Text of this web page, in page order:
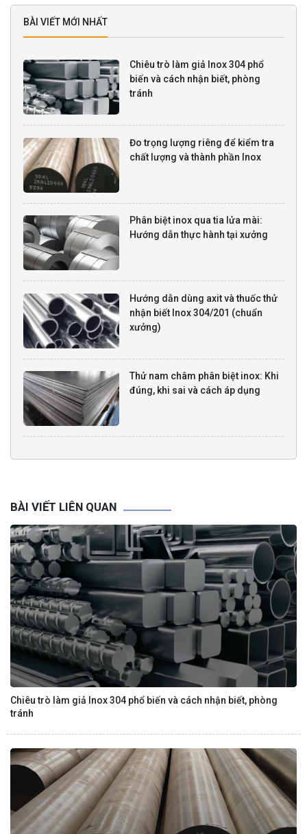
BÀI VIẾT MỚI NHẤT
Chiêu trò làm giả Inox 304 phổ
biến và cách nhận biết, phòng
tránh
Đo trọng lượng riêng để kiểm tra
chất lượng và thành phần Inox
Phân biệt inox qua tia lửa mài:
Hướng dẫn thực hành tại xưởng
Hướng dẫn dùng axit và thuốc thử
nhận biết Inox 304/201 (chuẩn
xưởng)
Thử nam châm phân biệt inox: Khi
đúng, khi sai và cách áp dụng
BÀI VIẾT LIÊN QUAN
Chiêu trò làm giả Inox 304 phổ biến và cách nhận biết, phòng
tránh